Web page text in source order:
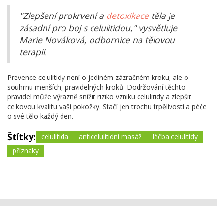
"Zlepšení prokrvení a detoxikacetěla je
zásadní pro boj s celulitidou," vysvětluje
Marie Nováková, odbornice na tělovou
terapii.
Prevence celulitidy není o jediném zázračném kroku, ale o
souhrnu menších, pravidelných kroků. Dodržování těchto
pravidel může výrazně snížit riziko vzniku celulitidy a zlepšit
celkovou kvalitu vaší pokožky. Stačí jen trochu trpělivosti a péče
o své tělo každý den.
Štítky: celulitida anticelulitidní masáž
léčba celulitidy
příznaky